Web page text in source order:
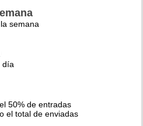
semana
día
50% de entradas
el total de enviadas